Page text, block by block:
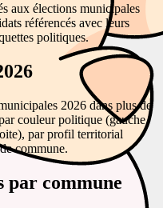
aux élections municipales
référencés avec leurs
politiques.
2026 dans plus de
couleur politique (gauche,
par profil territorial
commune.
par commune